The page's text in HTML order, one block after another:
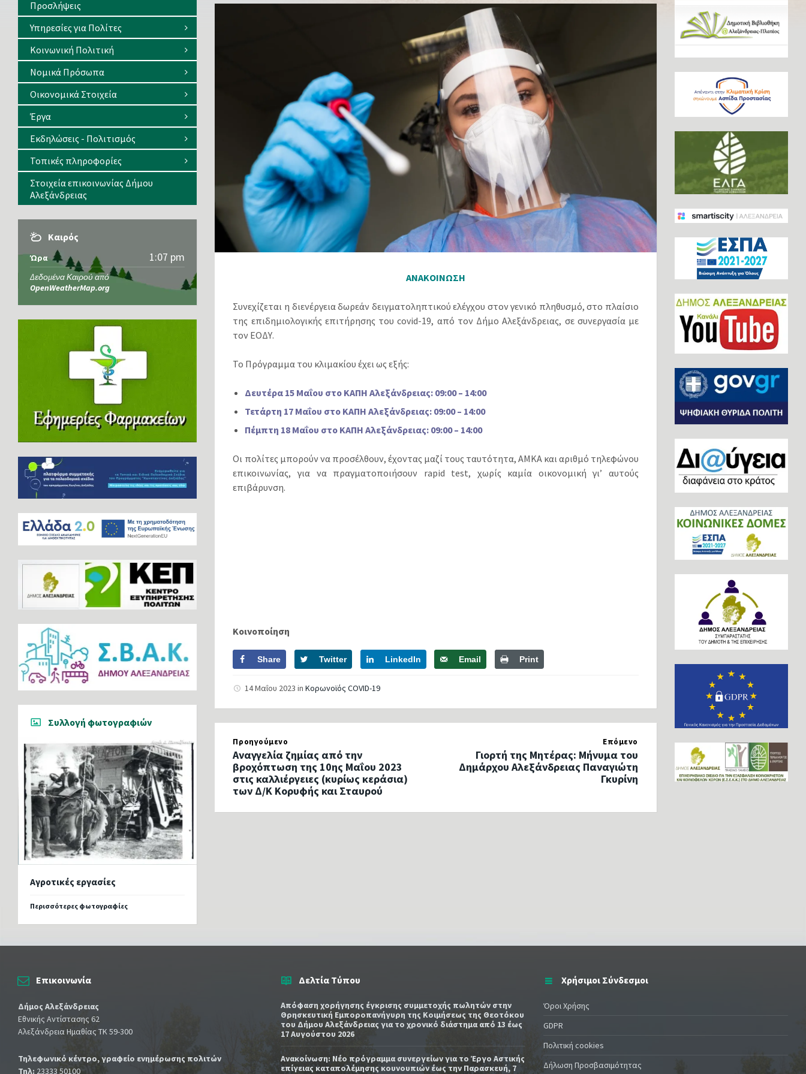
ΑΝΑΚΟΙΝΩΣΗ
Συνεχίζεται η διενέργεια δωρεάν δειγματοληπτικού ελέγχου στον γενικό πληθυσμό, στο πλαίσιο
της επιδημιολογικής επιτήρησης του covid-19, από τον Δήμο Αλεξάνδρειας, σε συνεργασία με
τον ΕΟΔΥ.
Το Πρόγραμμα του κλιμακίου έχει ως εξής:
Δευτέρα 15 Μαΐου στο ΚΑΠΗ Αλεξάνδρειας: 09:00 – 14:00
Τετάρτη 17 Μαΐου στο ΚΑΠΗ Αλεξάνδρειας: 09:00 – 14:00
Πέμπτη 18 Μαΐου στο ΚΑΠΗ Αλεξάνδρειας: 09:00 – 14:00
Οι πολίτες μπορούν να προσέλθουν, έχοντας μαζί τους ταυτότητα, ΑΜΚΑ και αριθμό τηλεφώνου
επικοινωνίας, για να πραγματοποιήσουν rapid test, χωρίς καμία οικονομική γι’ αυτούς
επιβάρυνση.
Κοινοποίηση
Share Twitter LinkedIn Email Print
14 Μαΐου 2023inΚορωνοϊός COVID-19
Προηγούμενο
Αναγγελία ζημίας από την
βροχόπτωση της 10ης Μαΐου 2023
στις καλλιέργειες (κυρίως κεράσια)
των Δ/Κ Κορυφής και Σταυρού
Επόμενο
Γιορτή της Μητέρας: Μήνυμα του
Δημάρχου Αλεξάνδρειας Παναγιώτη
Γκυρίνη
Προσλήψεις
Υπηρεσίες για Πολίτες
Κοινωνική Πολιτική
Νομικά Πρόσωπα
Οικονομικά Στοιχεία
Έργα
Εκδηλώσεις - Πολιτισμός
Τοπικές πληροφορίες
Στοιχεία επικοινωνίας Δήμου
Αλεξάνδρειας
Καιρός
Ώρα 1:07 pm
Δεδομένα Καιρού από
OpenWeatherMap.org
Συλλογή φωτογραφιών
Αγροτικές εργασίες
Περισσότερες φωτογραφίες
Επικοινωνία
Δήμος Αλεξάνδρειας
Εθνικής Αντίστασης 62
Αλεξάνδρεια Ημαθίας ΤΚ 59-300
Τηλεφωνικό κέντρο, γραφείο ενημέρωσης πολιτών
Τηλ: 23333 50100
Δελτία Τύπου
Απόφαση χορήγησης έγκρισης συμμετοχής πωλητών στην
Θρησκευτική Εμποροπανήγυρη της Κοιμήσεως της Θεοτόκου
του Δήμου Αλεξάνδρειας για το χρονικό διάστημα από 13 έως
17 Αυγούστου 2026
Ανακοίνωση: Νέο πρόγραμμα συνεργείων για το Έργο Αστικής
επίγειας καταπολέμησης κουνουπιών έως την Παρασκευή, 7
Χρήσιμοι Σύνδεσμοι
Όροι Χρήσης
GDPR
Πολιτική cookies
Δήλωση Προσβασιμότητας